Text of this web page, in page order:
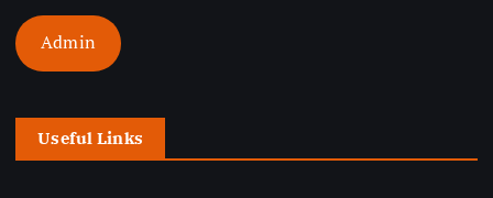
Admin
Useful Links